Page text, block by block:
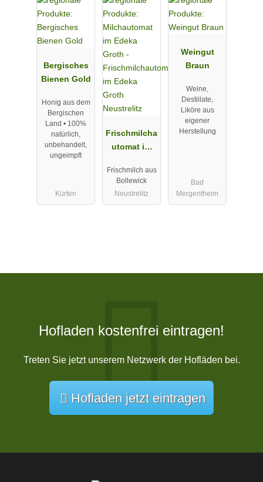
Bergisches
Bienen Gold
Honig aus dem
Bergischen
Land • 100%
natürlich,
unbehandelt,
ungeimpft
Kürten
Frischmilcha
utomat im
Neustrelitz
Frischmilch aus
Bollewick
Neustrelitz
Weingut
Braun
Weine,
Destiilate,
Liköre aus
eigener
Herstellung
Bad
Mergentheim
Hofladen kostenfrei eintragen!
Treten Sie jetzt unserem Netzwerk der Hofläden bei.
Hofladen jetzt eintragen